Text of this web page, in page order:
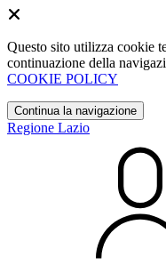
Questo sito utilizza cookie
continuazione della
COOKIE POLICY
Continua la navigazione
Regione Lazio